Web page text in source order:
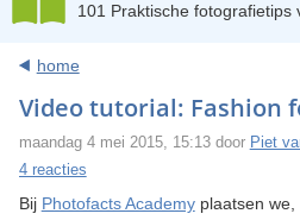
101 Praktische fotografietips
home
Video tutorial: Fashion
maandag 4 mei 2015, 15:13 door Piet
4 reacties
Bij Photofacts Academyplaatsen we,